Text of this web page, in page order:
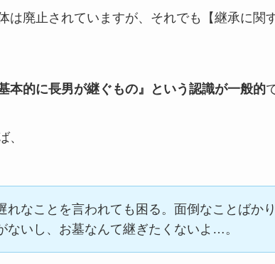
は廃止されていますが、それでも【継承に関
本的に長男が継ぐもの』という認識が一般的
、
れなことを言われても困る。面倒なことばか
ないし、お墓なんて継ぎたくないよ…。